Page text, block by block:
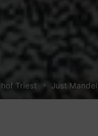
Triest Just Mandel